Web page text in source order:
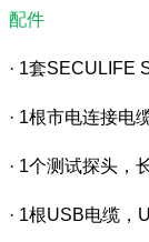
配件
· 1套SECULIFE
· 1根市电连接电
· 1个测试探头，
· 1根USB电缆，